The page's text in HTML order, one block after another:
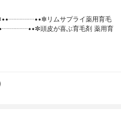
リムサプライ薬用育毛
頭皮が喜ぶ育毛剤 薬用育